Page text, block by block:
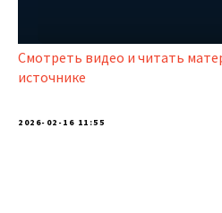
Смотреть видео и читать
источнике
2026-02-16 11:55